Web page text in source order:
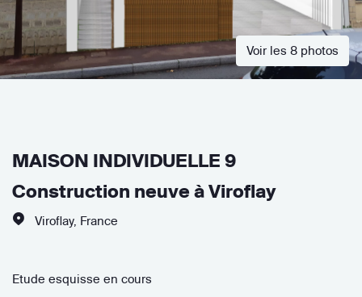
Voir les 8 photos
MAISON INDIVIDUELLE 9
Construction neuve à Viroflay
Viroflay, France
Etude esquisse en cours